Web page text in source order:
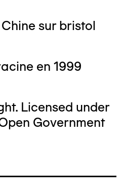
sur bristol
en 1999
Licensed under
Government